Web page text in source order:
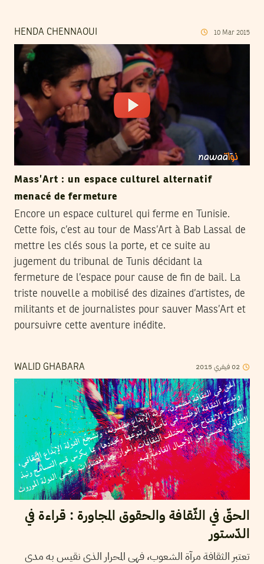
HENDA CHENNAOUI 10 Mar 2015
Mass’Art : un espace culturel alternatif
menacé de fermeture
Encore un espace culturel qui ferme en Tunisie.
Cette fois, c’est au tour de Mass’Art à Bab Lassal de
mettre les clés sous la porte, et ce suite au
jugement du tribunal de Tunis décidant la
fermeture de l’espace pour cause de fin de bail. La
triste nouvelle a mobilisé des dizaines d’artistes, de
militants et de journalistes pour sauver Mass’Art et
poursuivre cette aventure inédite.
WALID GHABARA 02فيفري 2015
الحقّ في الثّقافة والحقوق المجاورة : قراءة في
الدّستور
تعتبر الثقافة مرآة الشعوب، فهي المحرار الذي نقيس به مدى